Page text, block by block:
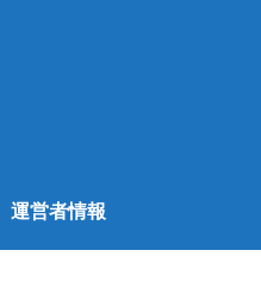
運営者情報